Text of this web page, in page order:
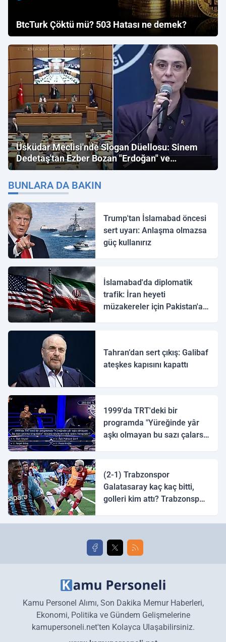
BtcTurk Çöktü mü? 503 Hatası ne demek?
Üsküdar Meclisi'nde Slogan Düellosu: Sinem
Dedetaş'tan Ezber Bozan "Erdoğan" ve
"İmamoğlu" Çıkışı!
BUNLARA DA BAKIN
Trump'tan İslamabad öncesi
sert uyarı: Anlaşma olmazsa
güç kullanırız
İslamabad'da diplomatik
trafik: İran heyeti
müzakereler için Pakistan'a
Tahran’dan sert çıkış: Galibaf
ateşkes kapısını kapattı
1999'da TRT'deki bir
programda "Yüreğinde yâr
aşkı olmayan bu sazı çalarsa
(2-1) Trabzonspor
Galatasaray kaç kaç bitti,
golleri kim attı? Trabzonspor
golleri!
Kamu Personel Alımı, Son Dakika Memur Haberleri,
Ekonomi, Politika ve Gündem Gelişmelerine
kamupersoneli.net'ten Kolayca Ulaşabilirsiniz.